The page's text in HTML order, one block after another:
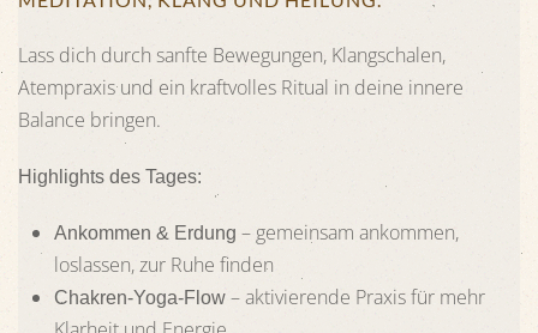
Lass dich durch sanfte Bewegungen, Klangschalen,
Atempraxis und ein kraftvolles Ritual in deine innere
Balance bringen.
Highlights des Tages:
Ankommen & Erdung – gemeinsam ankommen,
loslassen, zur Ruhe finden
Chakren-Yoga-Flow – aktivierende Praxis für mehr